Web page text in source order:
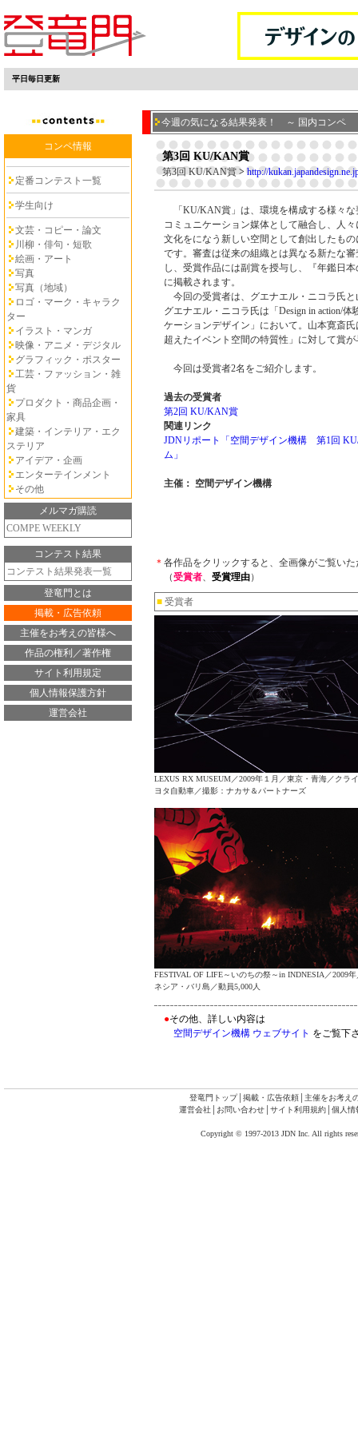
平日毎日更新
今週の気になる結果発表！ ～ 国内コンペ
コンペ情報
定番コンテスト一覧
学生向け
文芸・コピー・論文
川柳・俳句・短歌
絵画・アート
写真
写真（地域）
ロゴ・マーク・キャラク
ター
イラスト・マンガ
映像・アニメ・デジタル
グラフィック・ポスター
工芸・ファッション・雑
貨
プロダクト・商品企画・
家具
建築・インテリア・エク
ステリア
アイデア・企画
エンターテインメント
その他
メルマガ購読
COMPE WEEKLY
コンテスト結果
コンテスト結果発表一覧
登竜門とは
掲載・広告依頼
主催をお考えの皆様へ
作品の権利／著作権
サイト利用規定
個人情報保護方針
運営会社
第3回 KU/KAN賞
第3回 KU/KAN賞 >http://
「KU/KAN賞」は、環境を構成する様々な
コミュニケーション媒体として融合し、人
文化をになう新しい空間として創出したも
です。審査は従来の組織とは異なる新たな
し、受賞作品には副賞を授与し、『年鑑日
に掲載されます。
今回の受賞者は、グエナエル・ニコラ氏と
グエナエル・ニコラ氏は「Design in action/
ケーションデザイン」において。山本寛斎
超えたイベント空間の特質性」に対して賞
今回は受賞者2名をご紹介します。
過去の受賞者
第2回 KU/KAN賞
関連リンク
JDNリポート「空間デザイン機構 第1回
ム」
主催： 空間デザイン機構
＊ 各作品をクリックすると、全画像がご覧いた
（受賞者、 受賞理由）
■ 受賞者
LEXUS RX MUSEUM／2009年１月／東京・青海／クラ
ヨタ自動車／撮影：ナカサ＆パートナーズ
FESTIVAL OF LIFE～いのちの祭～in INDNESIA／2009
ネシア・バリ島／動員5,000人
●その他、詳しい内容は
空間デザイン機構 ウェブサイト をご覧下
登竜門トップ│ 掲載・広告依頼
主催をお考え
運営会社│ お問い合わせ│ サイト利用規約│ 個人情
Copyright © 1997-2013 JDN Inc. All rights